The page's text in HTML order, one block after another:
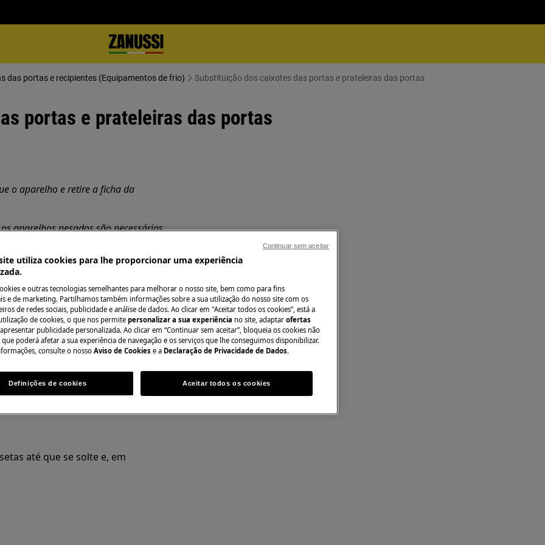
Prateleiras das portas e recipientes (Equipamentos de frio) Substituição dos caixotes das portas e prateleiras das portas
portas e prateleiras das portas
o aparelho e retire a ficha da
aparelhos pesados são necessárias
pode ter consequências de
das portas
suporte para identificar a
alimentos de vários tamanhos,
alturas.
até que se solte e, em
utiliza cookies para lhe proporcionar uma experiência
e outras tecnologias semelhantes para melhorar o nosso site, bem como para fins
e de marketing. Partilhamos também informações sobre a sua utilização do nosso site com os
de redes sociais, publicidade e análise de dados. Ao clicar em "Aceitar todos os cookies”, está a
de cookies, o que nos permite personalizar a sua experiência no site, adaptar ofertas
publicidade personalizada. Ao clicar em “Continuar sem aceitar”, bloqueia os cookies não
que poderá afetar a sua experiência de navegação e os serviços que lhe conseguimos disponibilizar.
consulte o nosso Aviso de Cookies e a Declaração de Privacidade de Dados.
Definições de cookies Aceitar todos os cookies
Continuar sem aceitar